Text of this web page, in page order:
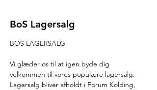
BoS Lagersalg
BOS LAGERSALG
Vi glæder os til at igen byde dig
velkommen til vores populære lagersalg.
Lagersalg bliver afholdt i Forum Kolding,